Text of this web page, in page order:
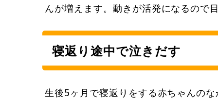
んが増えます。動きが活発になるので
寝返り途中で泣きだす
生後5ヶ月で寝返りをする赤ちゃんの